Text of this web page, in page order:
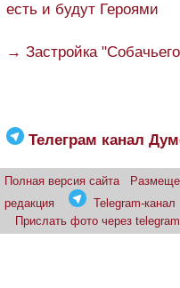
есть и будут Героями
→ Застройка
Телеграм канал
Полная версия сайта
редакция
Telegram-канал
Прислать фото через telegram